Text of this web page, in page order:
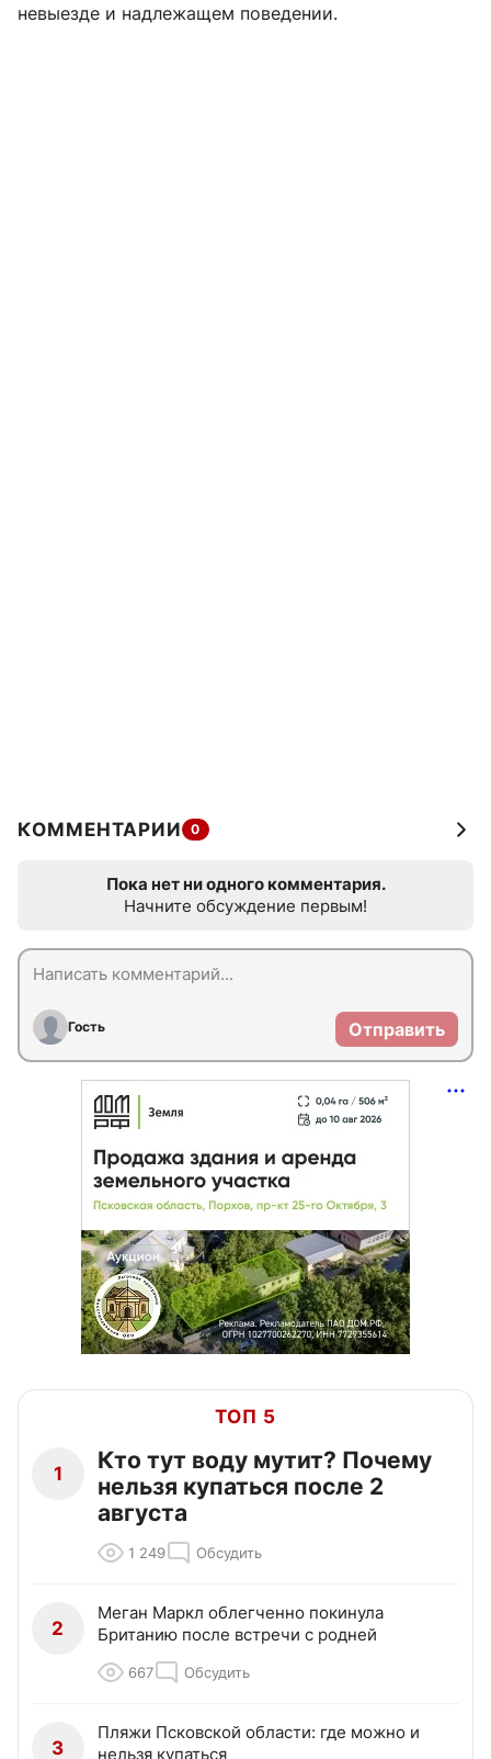
невыезде и надлежащем поведении.
КОММЕНТАРИИ 0
Пока нет ни одного комментария.
Начните обсуждение первым!
Гость Отправить
ТОП 5
1
Кто тут воду мутит? Почему
нельзя купаться после 2
августа
1 249 Обсудить
2
Меган Маркл облегченно покинула
Британию после встречи с родней
667 Обсудить
3
Пляжи Псковской области: где можно и
нельзя купаться